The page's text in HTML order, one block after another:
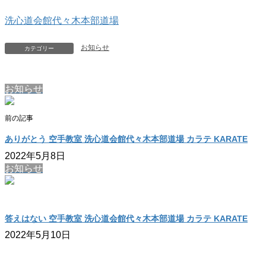
洗心道会館代々木本部道場
カテゴリー お知らせ
お知らせ
前の記事
ありがとう 空手教室 洗心道会館代々木本部道場 カラテ KARATE
2022年5月8日
お知らせ
答えはない 空手教室 洗心道会館代々木本部道場 カラテ KARATE
2022年5月10日